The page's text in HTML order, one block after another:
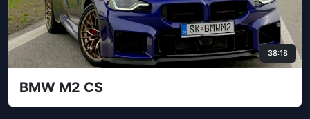
38:18
BMW M2 CS